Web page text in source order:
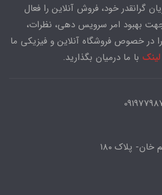
گرانقدر خود، فروش آنلاین را فعال
بهبود امر سرویس دهی، نظرات،
در خصوص فروشگاه آنلاین و فیزیکی ما
با ما درمیان بگذارید.
پلاک ۱۸۰